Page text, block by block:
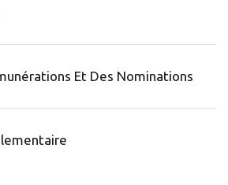
Et Des Nominations